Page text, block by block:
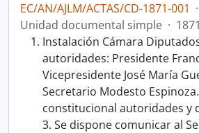
EC/AN/AJLM/ACTAS/CD-1871-001 ·
Unidad documental simple ·
Instalación Cámara
autoridades: Presidente
Vicepresidente José María
Secretario Modesto
constitucional autoridades y
3. Se dispone comunicar al